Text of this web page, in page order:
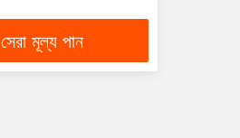
সেরা মূল্য পান